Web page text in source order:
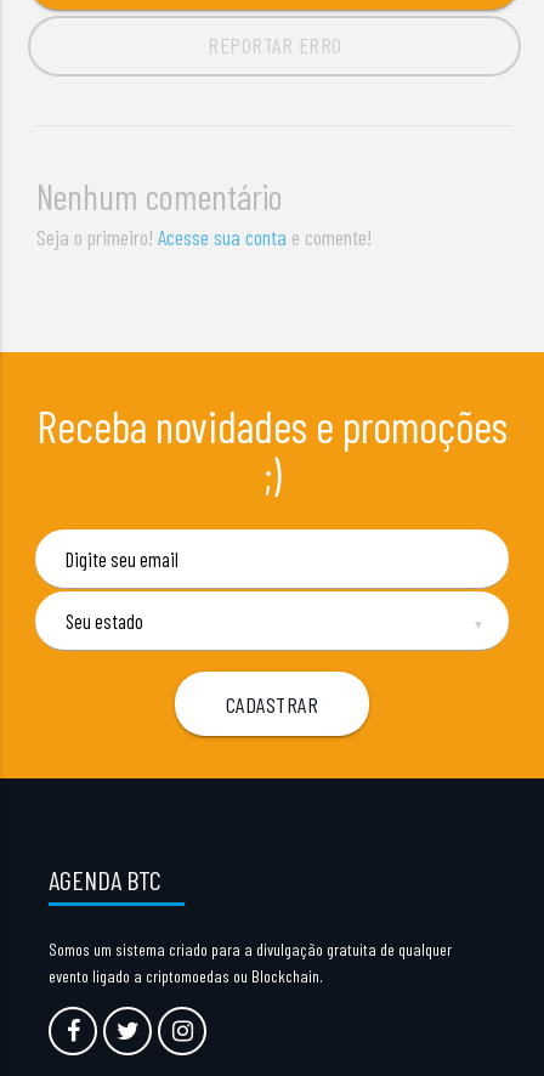
REPORTAR ERRO
Nenhum comentário
Seja o primeiro!Acesse sua conta e comente!
Receba novidades e promoções
;)
▼
AGENDA BTC
Somos um sistema criado para a divulgação gratuita de qualquer
evento ligado a criptomoedas ou Blockchain.